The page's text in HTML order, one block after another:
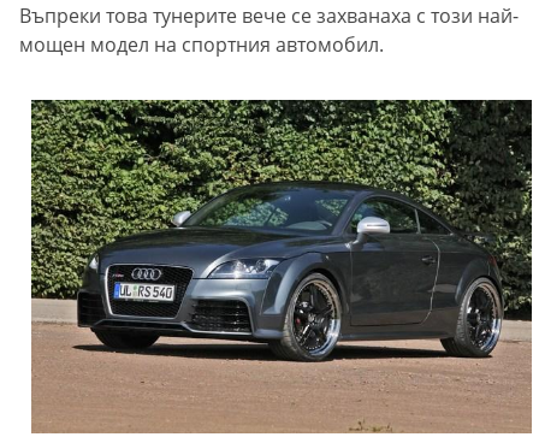
Въпреки това тунерите вече се захванаха с този най-
мощен модел на спортния автомобил.